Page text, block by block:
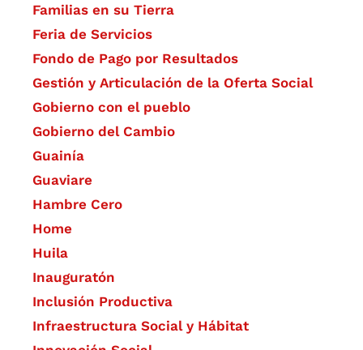
Familias en su Tierra
Feria de Servicios
Fondo de Pago por Resultados
Gestión y Articulación de la Oferta Social
Gobierno con el pueblo
Gobierno del Cambio
Guainía
Guaviare
Hambre Cero
Home
Huila
Inauguratón
Inclusión Productiva
Infraestructura Social y Hábitat